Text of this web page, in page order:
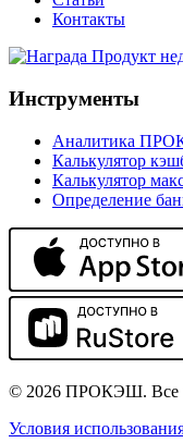
Контакты
Инструменты
Аналитика
Калькулятор
Калькулятор
Определение
© 2026 ПРОКЭШ. Все
Условия